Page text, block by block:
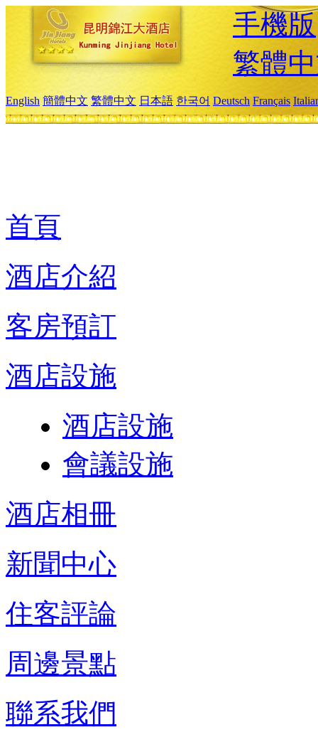
手機版
繁體
English 簡體中文 繁體中文 日本語 한국어 Deutsch Français
首頁
酒店介紹
客房預訂
酒店設施
酒店設施
會議設施
酒店相冊
新聞中心
住客評論
周邊景點
聯系我們